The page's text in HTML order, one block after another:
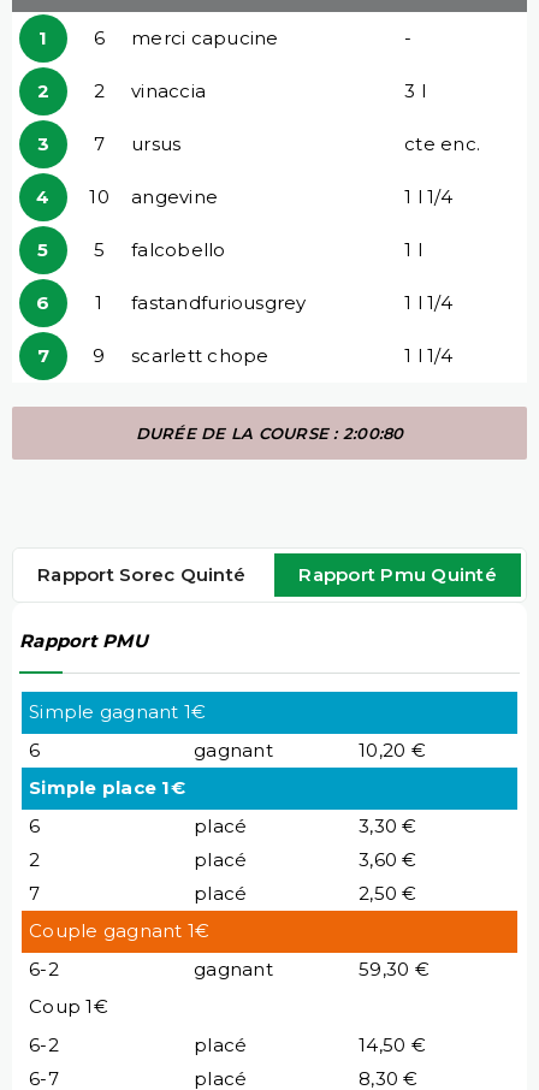
1 6 merci capucine -
2 2 vinaccia 3 l
3 7 ursus cte enc.
4 10 angevine 1 l 1/4
5 5 falcobello 1 l
6 1 fastandfuriousgrey 1 l 1/4
7 9 scarlett chope 1 l 1/4
DURÉE DE LA COURSE : 2:00:80
Rapport Sorec Quinté Rapport Pmu Quinté
Rapport PMU
Simple gagnant 1€
6
gagnant
10,20 €
Simple place 1€
6
placé
3,30 €
2
placé
3,60 €
7
placé
2,50 €
Couple gagnant 1€
6-2
gagnant
59,30 €
Coup 1€
6-2
placé
14,50 €
6-7
placé 8,30 €